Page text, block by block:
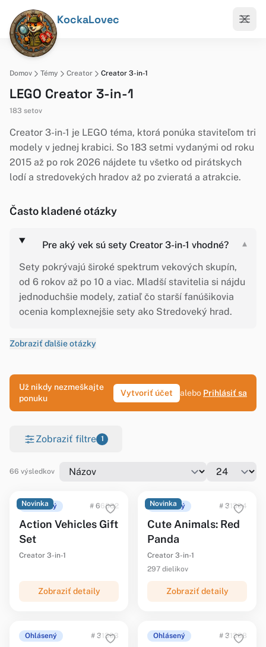
KockaLovec
Domov Témy Creator Creator 3-in-1
LEGO Creator 3-in-1
183 setov
Creator 3-in-1 je LEGO téma, ktorá ponúka staviteľom tri
modely v jednej krabici. So 183 setmi vydanými od roku
2015 až po rok 2026 nájdete tu všetko od pirátskych
lodí a stredovekých hradov až po zvieratá a atrakcie.
Často kladené otázky
Pre aký vek sú sety Creator 3-in-1 vhodné?
▾
Sety pokrývajú široké spektrum vekových skupín,
od 6 rokov až po 10 a viac. Mladší stavitelia si nájdu
jednoduchšie modely, zatiaľ čo starší fanúšikovia
ocenia komplexnejšie sety ako Stredoveký hrad.
Zobraziť ďalšie otázky
Už nikdy nezmeškajte
ponuku
Vytvoriť účet alebo Prihlásiť sa
Zobraziť filtre 1
66 výsledkov
Novinka
Ohlásený # 66832
Action Vehicles Gift
Set
Creator 3-in-1
Zobraziť detaily
Novinka
Ohlásený # 31394
Cute Animals: Red
Panda
Creator 3-in-1
297 dielikov
Zobraziť detaily
Ohlásený # 31393 Ohlásený # 31388